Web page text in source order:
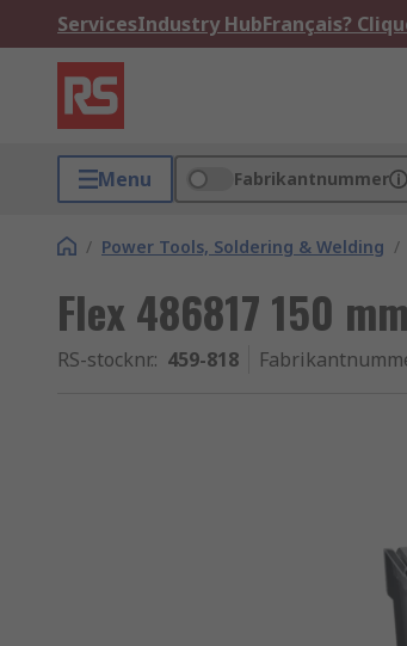
ServicesIndustry HubFrançais?
Menu Fabrikantnummer
/ Power Tools, Soldering & Welding /
Flex 486817 150
RS-stocknr.: 459-818